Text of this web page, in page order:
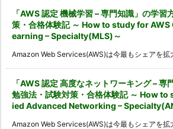
「AWS 認定 機械学習 – 専門知識」の学習
策・合格体験記 ～ How to study for
earning – Specialty(MLS)～
Amazon Web Services(AWS)は今最もシェアを拡
「AWS 認定 高度なネットワーキング – 専
勉強法・試験対策・合格体験記 ～ How
ied Advanced Networking –
Amazon Web Services(AWS)は今最もシェアを拡